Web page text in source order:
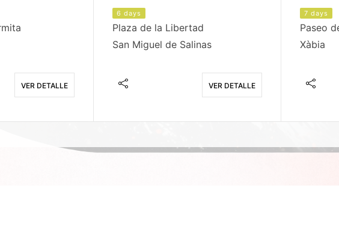
VER DETALLE
6 days
Plaza de la Libertad
San Miguel de Salinas
VER DETALLE
7 days
Paseo
Xàbia